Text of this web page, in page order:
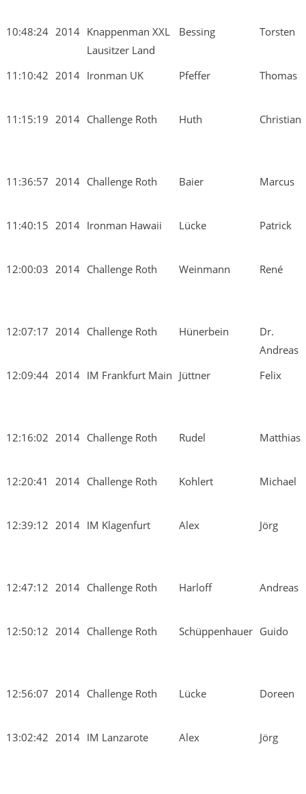
10:48:24 2014 Knappenman XXL
Lausitzer Land
Bessing Torsten
11:10:42 2014 Ironman UK Pfeffer Thomas
11:15:19 2014 Challenge Roth Huth Christian
11:36:57 2014 Challenge Roth Baier Marcus
11:40:15 2014 Ironman Hawaii Lücke Patrick
12:00:03 2014 Challenge Roth Weinmann René
12:07:17 2014 Challenge Roth Hünerbein
Dr.
Andreas
12:09:44 2014 IM Frankfurt Main Jüttner Felix
12:16:02 2014 Challenge Roth Rudel Matthias
12:20:41 2014 Challenge Roth Kohlert Michael
12:39:12 2014 IM Klagenfurt Alex Jörg
12:47:12 2014 Challenge Roth Harloff Andreas
12:50:12 2014 Challenge Roth Schüppenhauer Guido
12:56:07 2014 Challenge Roth Lücke Doreen
13:02:42 2014 IM Lanzarote Alex Jörg